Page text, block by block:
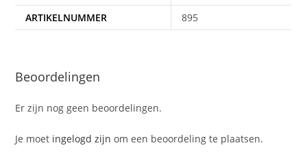
ARTIKELNUMMER
895
Beoordelingen
Er zijn nog geen beoordelingen.
Je moet ingelogd zijn om een beoordeling te plaatsen.